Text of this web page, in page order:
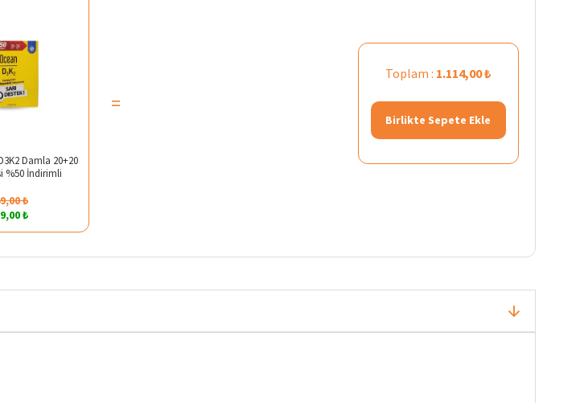
Damla 20+20
%50 İndirimli
₺
₺
=
Toplam : 1.114,00 ₺
Birlikte Sepete Ekle